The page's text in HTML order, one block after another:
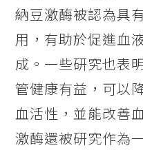
納豆激酶被認為具
用，有助於促進血
成。一些研究也表
管健康有益，可以
血活性，並能改善
激酶還被研究作為